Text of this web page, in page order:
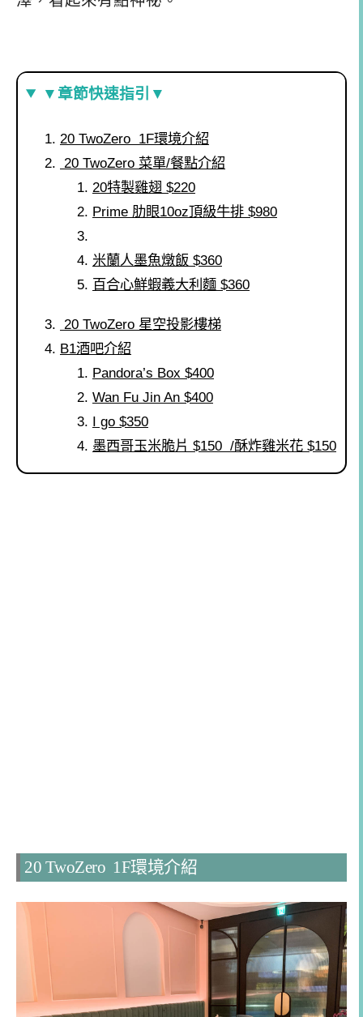
▼章節快速指引▼
20 TwoZero 1F環境介紹
20 TwoZero 菜單/餐點介紹
20特製雞翅 $220
Prime 肋眼10oz頂級牛排 $980
米蘭人墨魚燉飯 $360
百合心鮮蝦義大利麵 $360
20 TwoZero 星空投影樓梯
B1酒吧介紹
Pandora’s Box $400
Wan Fu Jin An $400
I go $350
墨西哥玉米脆片 $150 /酥炸雞米花 $150
20 TwoZero 1F環境介紹